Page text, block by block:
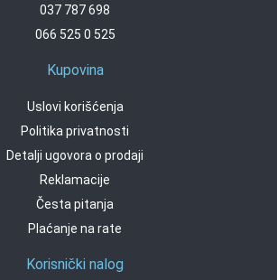
037 787 698
066 525 0 525
Kupovina
Uslovi korišćenja
Politika privatnosti
Detalji ugovora o prodaji
Reklamacije
Česta pitanja
Plaćanje na rate
Korisnički nalog